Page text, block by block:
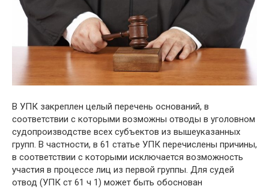
В УПК закреплен целый перечень оснований, в
соответствии с которыми возможны отводы в уголовном
судопроизводстве всех субъектов из вышеуказанных
групп. В частности, в 61 статье УПК перечислены причины,
в соответствии с которыми исключается возможность
участия в процессе лиц из первой группы. Для судей
отвод (УПК ст 61 ч 1) может быть обоснован